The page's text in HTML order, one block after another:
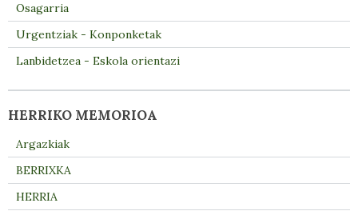
Osagarria
Urgentziak - Konponketak
Lanbidetzea - Eskola orientazi
HERRIKO MEMORIOA
Argazkiak
BERRIXKA
HERRIA